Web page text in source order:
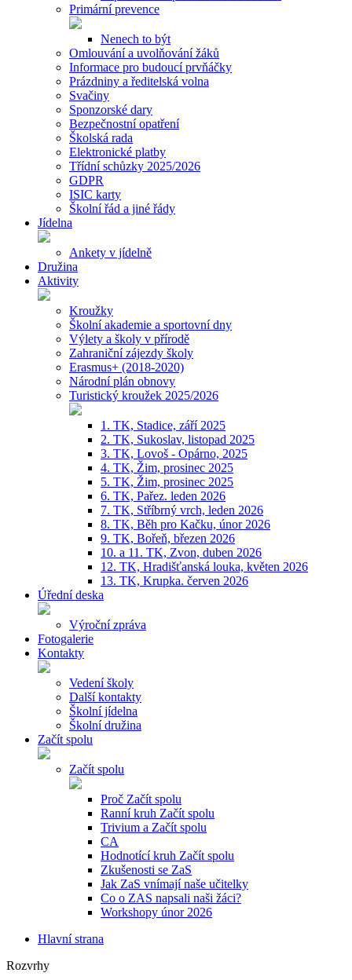
Primární prevence
Nenech to být
Omlouvání a uvolňování žáků
Informace pro budoucí prvňáčky
Prázdniny a ředitelská volna
Svačiny
Sponzorské dary
Bezpečnostní opatření
Školská rada
Elektronické platby
Třídní schůzky 2025/2026
GDPR
ISIC karty
Školní řád a jiné řády
Jídelna
Ankety v jídelně
Družina
Aktivity
Kroužky
Školní akademie a sportovní dny
Výlety a školy v přírodě
Zahraniční zájezdy školy
Erasmus+ (2018-2020)
Národní plán obnovy
Turistický kroužek 2025/2026
1. TK, Stadice, září 2025
2. TK, Sukoslav, listopad 2025
3. TK, Lovoš - Opárno, 2025
4. TK, Žim, prosinec 2025
5. TK, Žim, prosinec 2025
6. TK, Pařez. leden 2026
7. TK, Stříbrný vrch, leden 2026
8. TK, Běh pro Kačku, únor 2026
9. TK, Bořeň, březen 2026
10. a 11. TK, Zvon, duben 2026
12. TK, Hradišťanská louka, květen 2026
13. TK, Krupka. červen 2026
Úřední deska
Výroční zpráva
Fotogalerie
Kontakty
Vedení školy
Další kontakty
Školní jídelna
Školní družina
Začít spolu
Začít spolu
Proč Začít spolu
Ranní kruh Začít spolu
Trivium a Začít spolu
CA
Hodnotící kruh Začít spolu
Zkušenosti se ZaS
Jak ZaS vnímají naše učitelky
Co o ZAS napsali naši žáci?
Workshopy únor 2026
Hlavní strana
Rozvrhy